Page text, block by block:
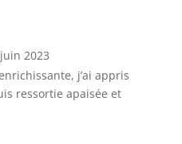
2023
j’ai appris
ressortie apaisée et